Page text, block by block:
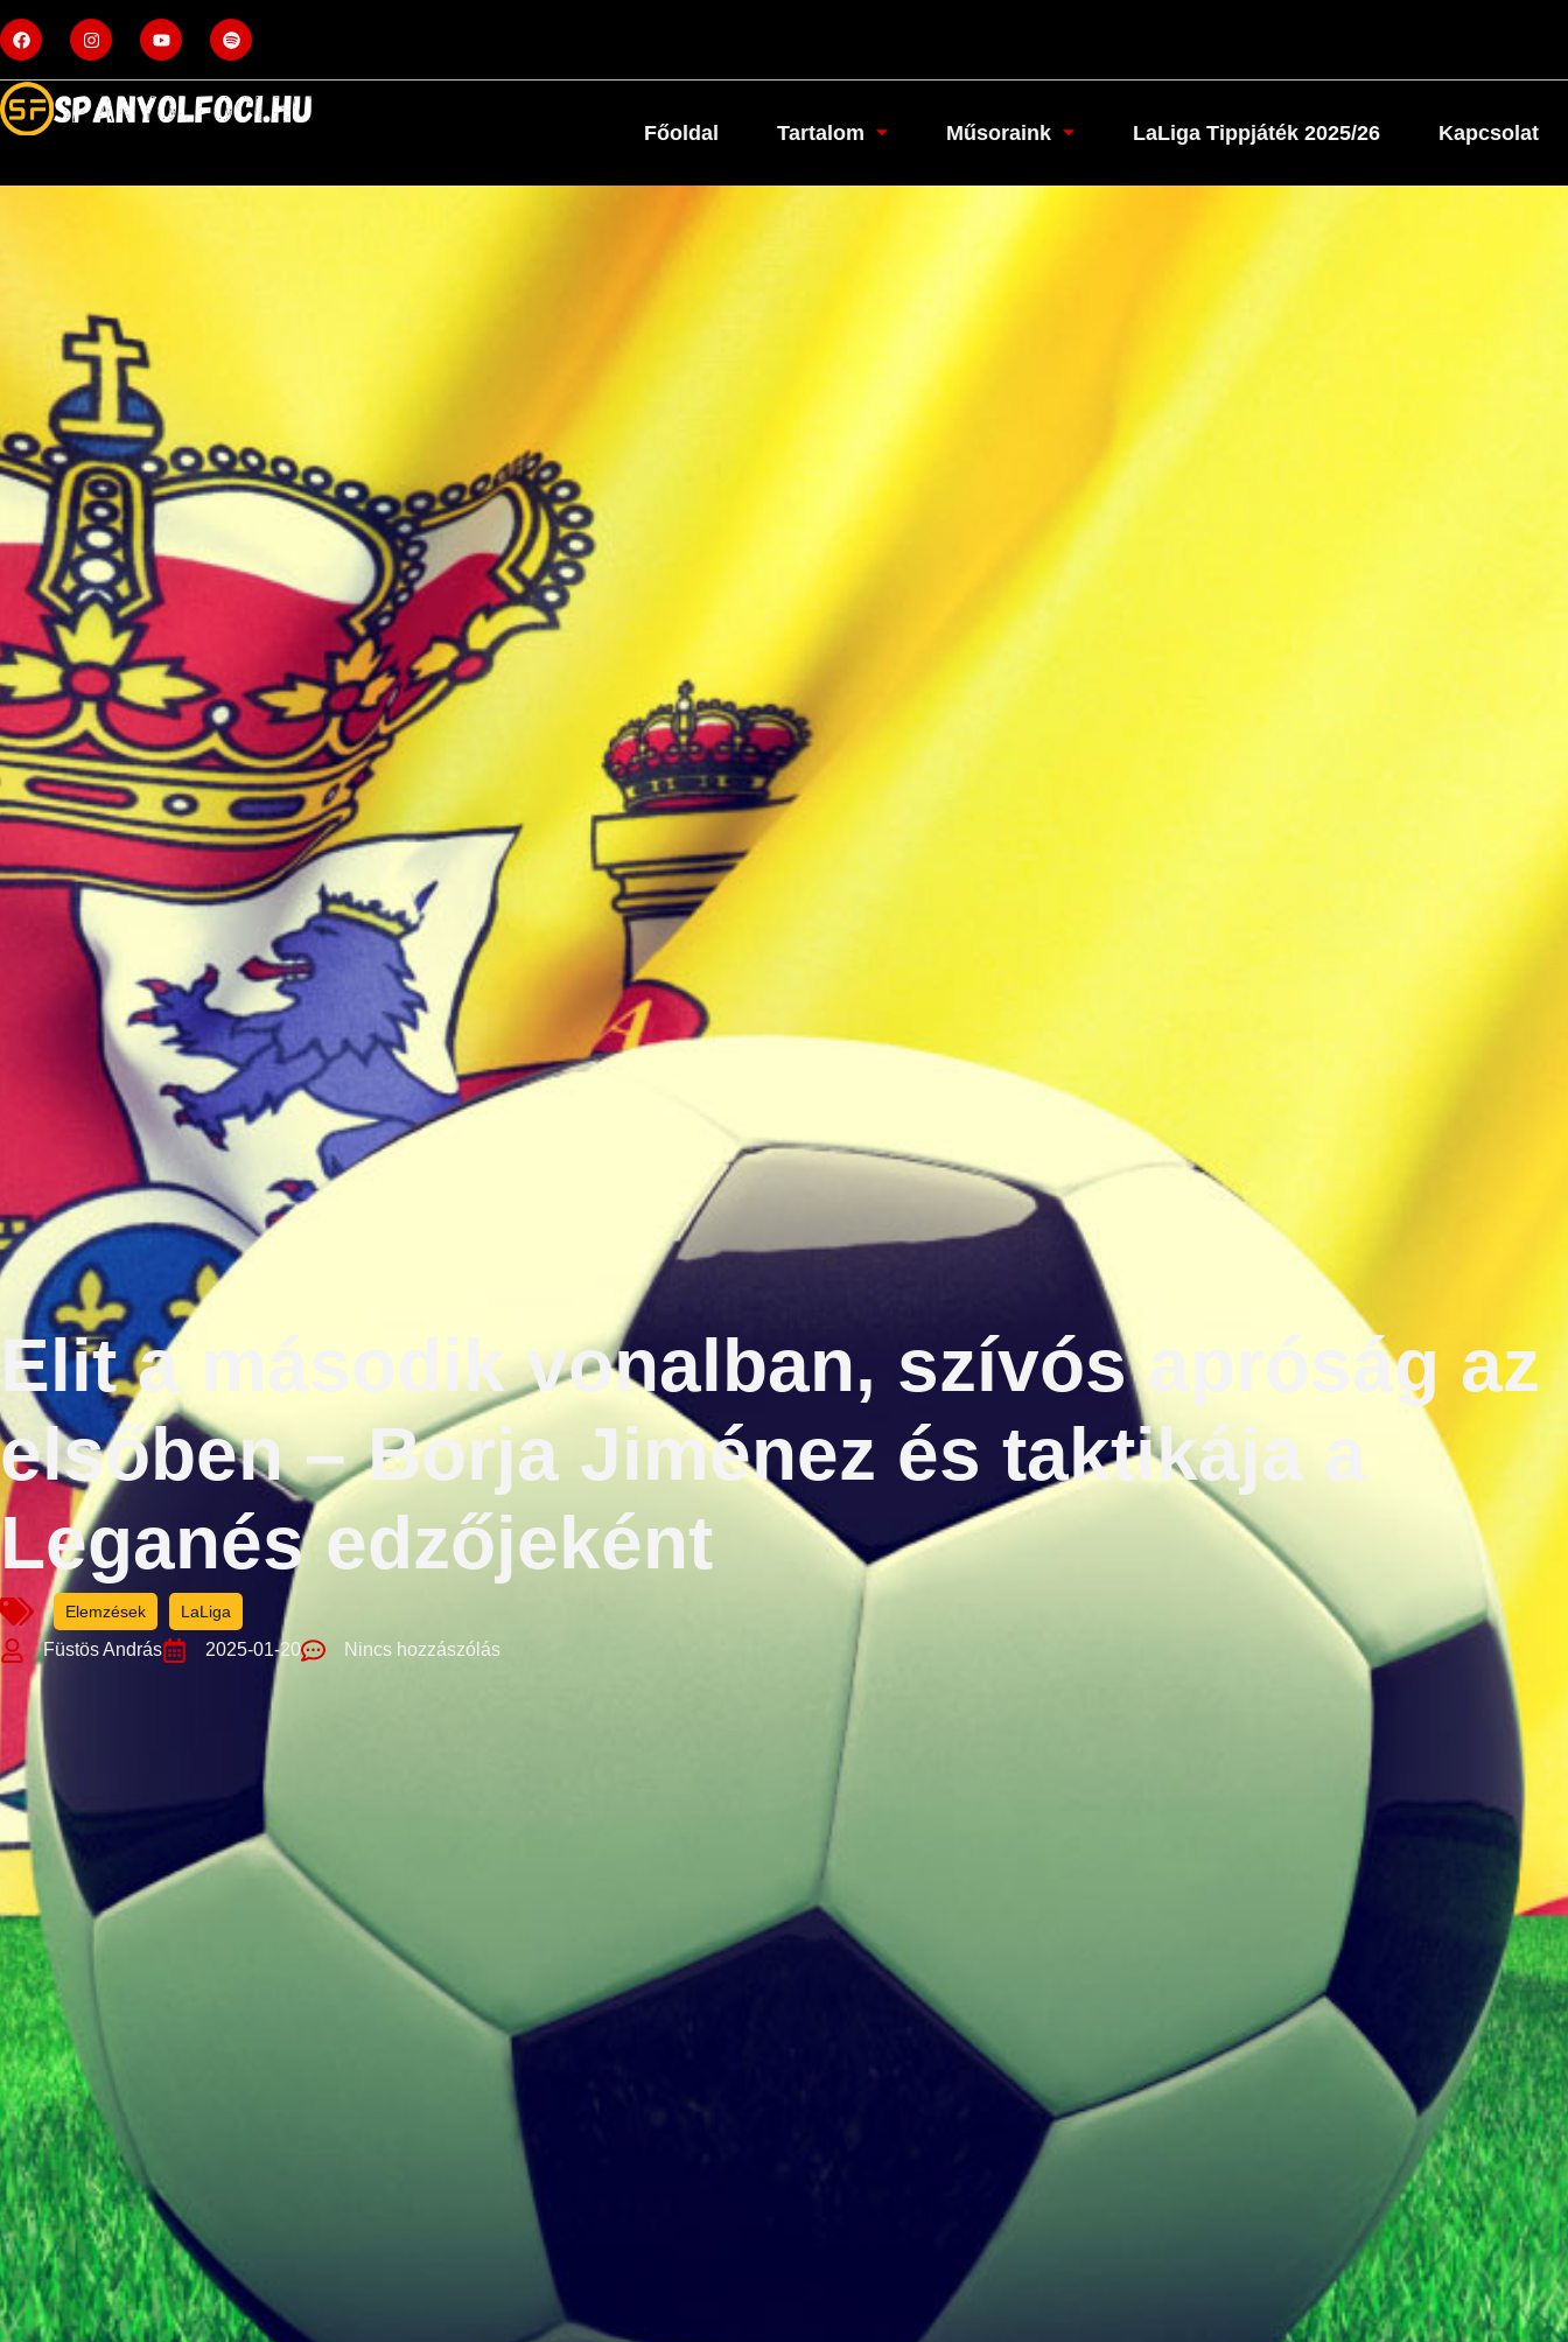
Főoldal Tartalom Műsoraink LaLiga Tippjáték 2025/26 Kapcsolat
Elit a második vonalban, szívós apróság az
elsőben – Borja Jiménez és taktikája a
Leganés edzőjeként
Elemzések LaLiga
Füstös András 2025-01-20 Nincs hozzászólás